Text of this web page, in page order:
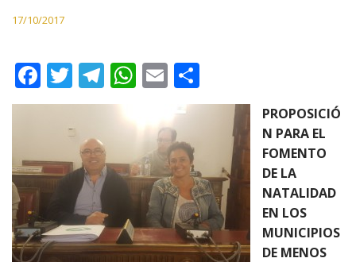
17/10/2017
F
ac
b
o
o
k
T
w
itt
er
T
el
gr
a
m
W
at
s
A
p
p
E
m
ai
l
o
ar
ti
r
PROPOSICIÓ
N PARA EL
FOMENTO
DE LA
NATALIDAD
EN LOS
MUNICIPIOS
DE MENOS